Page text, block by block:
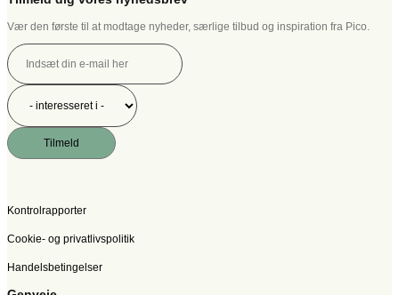
Vær den første til at modtage nyheder, særlige tilbud og inspiration fra Pico.
Tilmeld
Kontrolrapporter
Cookie- og privatlivspolitik
Handelsbetingelser